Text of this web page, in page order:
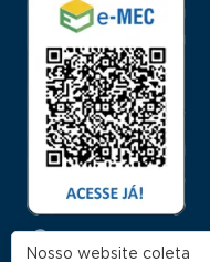
Menu Rodapé 1
Cursos
Nosso website coleta